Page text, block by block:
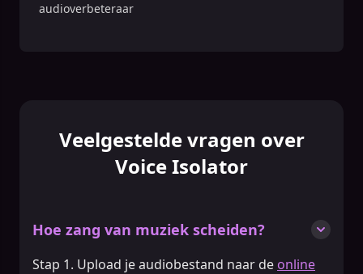
audioverbeteraar
Veelgestelde vragen over
Voice Isolator
Hoe zang van muziek scheiden?
Stap 1. Upload je audiobestand naar de online